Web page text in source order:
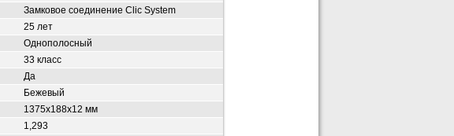
Замковое соединение Clic System
25 лет
Однополосный
33 класс
Да
Бежевый
1375х188х12 мм
1,293